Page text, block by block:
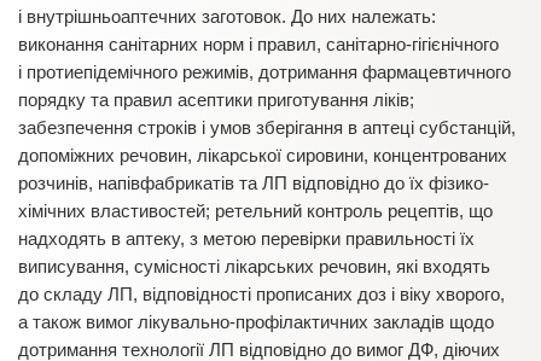
і внутрішньоаптечних заготовок. До них належать:
виконання санітарних норм і правил, санітарно-гігієнічного
і протиепідемічного режимів, дотримання фармацевтичного
порядку та правил асептики приготування ліків;
забезпечення строків і умов зберігання в аптеці субстанцій,
допоміжних речовин, лікарської сировини, концентрованих
розчинів, напівфабрикатів та ЛП відповідно до їх фізико-
хімічних властивостей; ретельний контроль рецептів, що
надходять в аптеку, з метою перевірки правильності їх
виписування, сумісності лікарських речовин, які входять
до складу ЛП, відповідності прописаних доз і віку хворого,
а також вимог лікувально-профілактичних закладів щодо
дотримання технології ЛП відповідно до вимог ДФ, діючих